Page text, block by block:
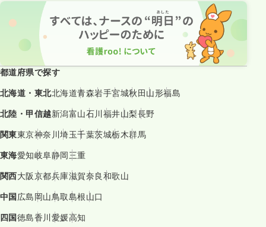
都道府県で探す
北海道・東北北海道青森岩手宮城秋田山形福島
北陸・甲信越新潟富山石川福井山梨長野
関東東京神奈川埼玉千葉茨城栃木群馬
東海愛知岐阜静岡三重
関西大阪京都兵庫滋賀奈良和歌山
中国広島岡山鳥取島根山口
四国徳島香川愛媛高知